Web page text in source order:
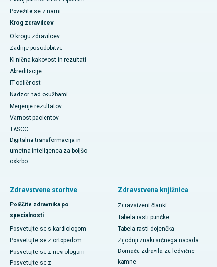
Povežite se z nami
Krog zdravilcev
O krogu zdravilcev
Zadnje posodobitve
Klinična kakovost in rezultati
Akreditacije
IT odličnost
Nadzor nad okužbami
Merjenje rezultatov
Varnost pacientov
TASCC
Digitalna transformacija in
umetna inteligenca za boljšo
oskrbo
Zdravstvene storitve
Poiščite zdravnika po
specialnosti
Posvetujte se s kardiologom
Posvetujte se z ortopedom
Posvetujte se z nevrologom
Posvetujte se z
Zdravstvena knjižnica
Zdravstveni članki
Tabela rasti punčke
Tabela rasti dojenčka
Zgodnji znaki srčnega napada
Domača zdravila za ledvične
kamne